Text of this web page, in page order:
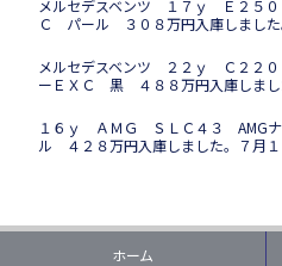
メルセデスベンツ １７ｙ Ｅ２５
Ｃ パール ３０８万円入庫しました
メルセデスベンツ ２２ｙ Ｃ２２
ーＥＸＣ 黒 ４８８万円入庫しまし
１６ｙ ＡＭＧ ＳＬＣ４３ AMG
ル ４２８万円入庫しました。７月
ホーム